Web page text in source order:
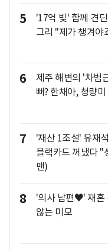
5
'17억 빚' 함께 견
그리 "제가 챙겨야
6
제주 해변의 '차범
뻐? 한채아, 청량미
7
'재산 1조설' 유재
블랙카드 꺼냈다 "
맨)
8
'의사 남편♥' 재혼
않는 미모